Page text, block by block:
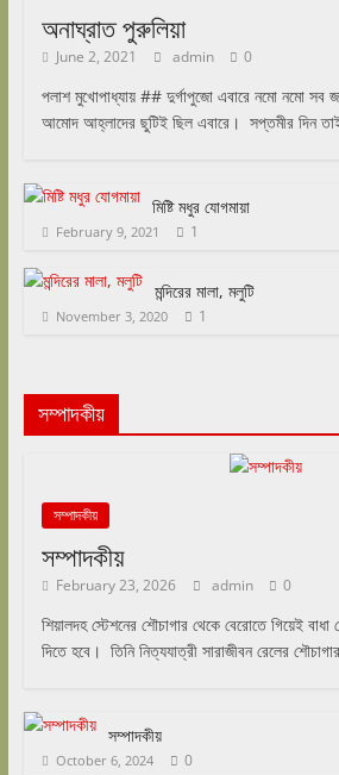
অনাঘ্রাত পুরুলিয়া
June 2, 2021 admin 0
পলাশ মুখোপাধ্যায় ## দুর্গাপুজো এবারে নমো নমো সব
আমোদ আহ্লাদের ছুটিই ছিল এবারে। সপ্তমীর দিন তাই
মিষ্টি মধুর যোগমায়া
February 9, 2021 1
মন্দিরের মালা, মলুটি
November 3, 2020 1
সম্পাদকীয়
সম্পাদকীয়
সম্পাদকীয়
February 23, 2026 admin 0
শিয়ালদহ স্টেশনের শৌচাগার থেকে বেরোতে গিয়েই
দিতে হবে। তিনি নিত্যযাত্রী সারাজীবন রেলের
সম্পাদকীয়
October 6, 2024 0